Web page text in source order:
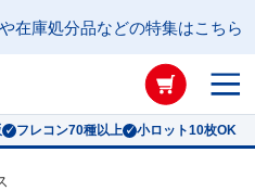
在庫処分品などの特集はこちら
フレコン70種以上 小ロット10枚OK
絞り込み検索